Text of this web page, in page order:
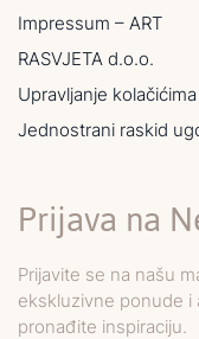
Impressum – ART
RASVJETA d.o.o.
Upravljanje kolačićima
Jednostrani raskid
Prijava na
Prijavite se na našu
ekskluzivne ponude
pronađite inspiraciju.